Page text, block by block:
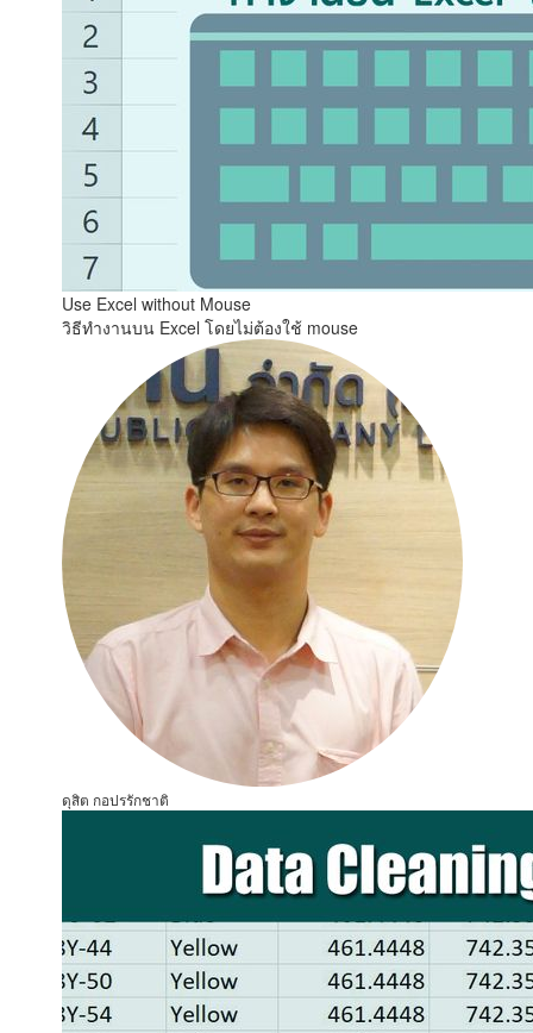
Use Excel without Mouse
วิธีทำงานบน Excel โดยไม่ต้องใช้ mouse
ดุสิต กอปรรักชาติ